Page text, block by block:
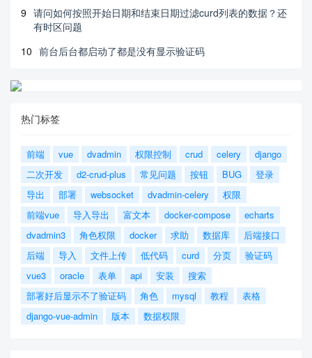
9 请问如何按照开始日期和结束日期过滤curd列表的数据？还
有时区问题
10 前台后台都启动了都是没有显示验证码
热门标签
前端 vue dvadmin 权限控制 crud celery
django
二次开发
d2-crud-plus 常见问题 按钮 BUG
登录
导出
部署 websocket dvadmin-celery
权限
前端vue
导入导出 富文本 docker-compose
echarts
dvadmin3
角色权限 docker 求助 数据库
后端接口
后端
导入 文件上传 低代码 curd 分页
验证码
vue3
oracle 表单 api 安装
搜索
部署好后显示不了验证码
角色 mysql 教程
表格
django-vue-admin
版本 数据权限